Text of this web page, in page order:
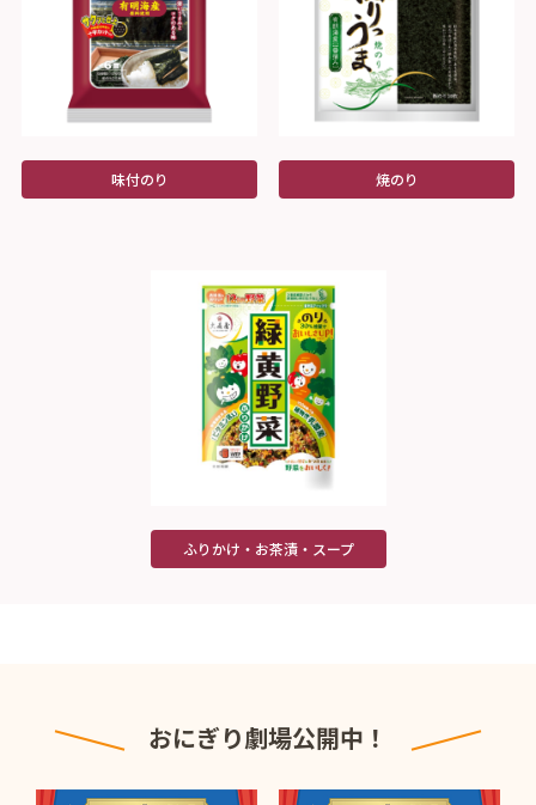
味付のり 焼のり
ふりかけ・お茶漬・スープ
おにぎり劇場公開中！